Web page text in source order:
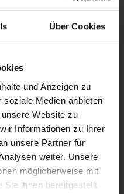
Über Cookies
und Anzeigen zu
soziale Medien anbieten
Website zu
Informationen zu Ihrer
unsere Partner für
weiter. Unsere
möglicherweise mit
Sie ihnen bereitgestellt
Fenster,